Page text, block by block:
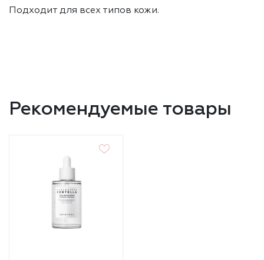
Подходит для всех типов кожи.
Рекомендуемые товары